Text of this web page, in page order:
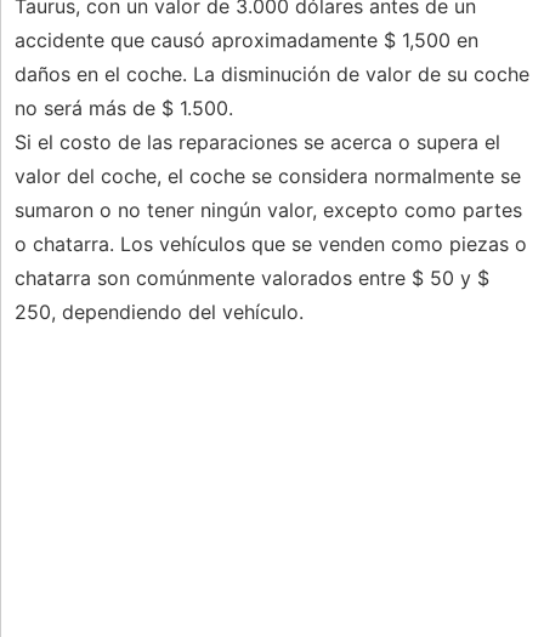
Taurus, con un valor de 3.000 dólares antes de un
accidente que causó aproximadamente $ 1,500 en
daños en el coche. La disminución de valor de su coche
no será más de $ 1.500.
Si el costo de las reparaciones se acerca o supera el
valor del coche, el coche se considera normalmente se
sumaron o no tener ningún valor, excepto como partes
o chatarra. Los vehículos que se venden como piezas o
chatarra son comúnmente valorados entre $ 50 y $
250, dependiendo del vehículo.